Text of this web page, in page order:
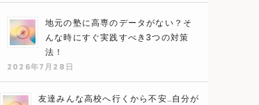
地元の塾に高専のデータがない？そ
んな時にすぐ実践すべき3つの対策
法！
2026年7月28日
友達みんな高校へ行くから不安…自分が